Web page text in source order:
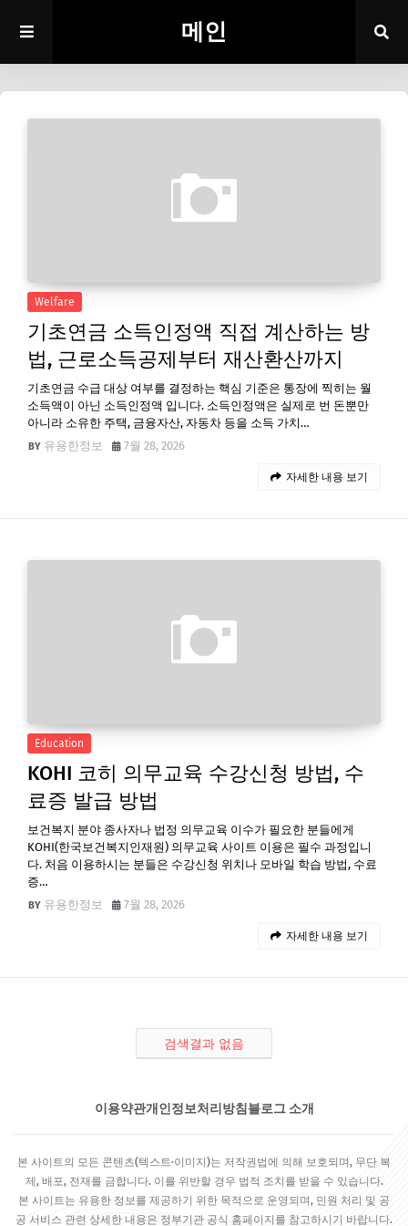
메인
Welfare
기초연금 소득인정액 직접 계산하는 방
법, 근로소득공제부터 재산환산까지
기초연금 수급 대상 여부를 결정하는 핵심 기준은 통장에 찍히는 월
소득액이 아닌 소득인정액 입니다. 소득인정액은 실제로 번 돈뿐만
아니라 소유한 주택, 금융자산, 자동차 등을 소득 가치…
유용한정보
7월 28, 2026
자세한 내용 보기
Education
KOHI 코히 의무교육 수강신청 방법, 수
료증 발급 방법
보건복지 분야 종사자나 법정 의무교육 이수가 필요한 분들에게
KOHI(한국보건복지인재원) 의무교육 사이트 이용은 필수 과정입니
다. 처음 이용하시는 분들은 수강신청 위치나 모바일 학습 방법, 수료
증…
유용한정보
7월 28, 2026
자세한 내용 보기
검색결과 없음
이용약관개인정보처리방침 블로그 소개
본 사이트의 모든 콘텐츠(텍스트·이미지)는 저작권법에 의해 보호되며, 무단 복
제, 배포, 전재를 금합니다. 이를 위반할 경우 법적 조치를 받을 수 있습니다.
본 사이트는 유용한 정보를 제공하기 위한 목적으로 운영되며, 민원 처리 및 공
공 서비스 관련 상세한 내용은 정부기관 공식 홈페이지를 참고하시기 바랍니다.